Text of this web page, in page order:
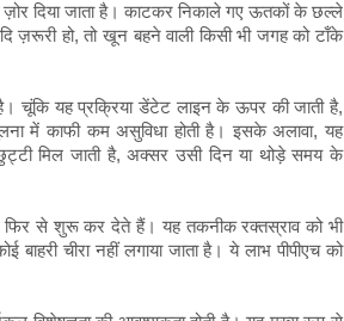
दिया जाता है। काटकर निकाले गए ऊतकों के छल्ले
ज़रूरी हो, तो खून बहने वाली किसी भी जगह को टाँके
चूंकि यह प्रक्रिया डेंटेट लाइन के ऊपर की जाती है,
तुलना में काफी कम असुविधा होती है। इसके अलावा, यह
मिल जाती है, अक्सर उसी दिन या थोड़े समय के
फिर से शुरू कर देते हैं। यह तकनीक रक्तस्राव को भी
चीरा नहीं लगाया जाता है। ये लाभ पीपीएच को